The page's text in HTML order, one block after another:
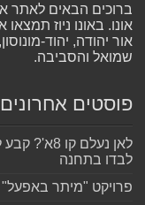
ברוכים הבאים לאתר
אונו. באונו ניוז
אור יהודה, יהוד-
שמואל והסביבה.
פוסטים אחרונים
לאן נעלם
לבדו בתחנה
פרויקט "מיתר באפעל"